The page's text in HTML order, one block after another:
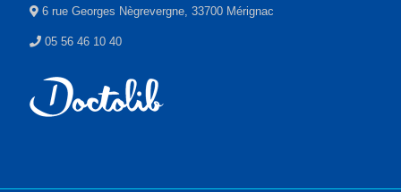
6 rue Georges Nègrevergne, 33700 Mérignac
05 56 46 10 40